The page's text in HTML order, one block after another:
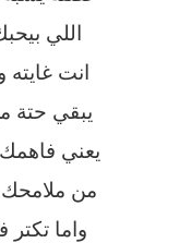
اللي
انت غايته
يبقي حتة
يعني
من ملامحك
واما تكتر